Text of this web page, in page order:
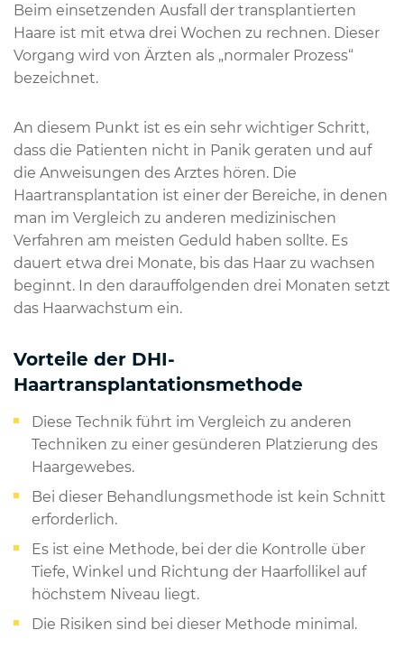
Beim einsetzenden Ausfall der transplantierten
Haare ist mit etwa drei Wochen zu rechnen. Dieser
Vorgang wird von Ärzten als „normaler Prozess“
bezeichnet.
An diesem Punkt ist es ein sehr wichtiger Schritt,
dass die Patienten nicht in Panik geraten und auf
die Anweisungen des Arztes hören. Die
Haartransplantation ist einer der Bereiche, in denen
man im Vergleich zu anderen medizinischen
Verfahren am meisten Geduld haben sollte. Es
dauert etwa drei Monate, bis das Haar zu wachsen
beginnt. In den darauffolgenden drei Monaten setzt
das Haarwachstum ein.
Vorteile der DHI-
Haartransplantationsmethode
Diese Technik führt im Vergleich zu anderen
Techniken zu einer gesünderen Platzierung des
Haargewebes.
Bei dieser Behandlungsmethode ist kein Schnitt
erforderlich.
Es ist eine Methode, bei der die Kontrolle über
Tiefe, Winkel und Richtung der Haarfollikel auf
höchstem Niveau liegt.
Die Risiken sind bei dieser Methode minimal.